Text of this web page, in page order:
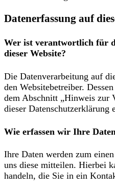
Datenerfassung auf
Wer ist verantwortlich für
dieser Website?
Die Datenverarbeitung auf
den Websitebetreiber.
dem Abschnitt „Hinweis zur
dieser Datenschutzerklärung
Wie erfassen wir Ihre
Ihre Daten werden zum
uns diese mitteilen. Hierbei
handeln, die Sie in ein